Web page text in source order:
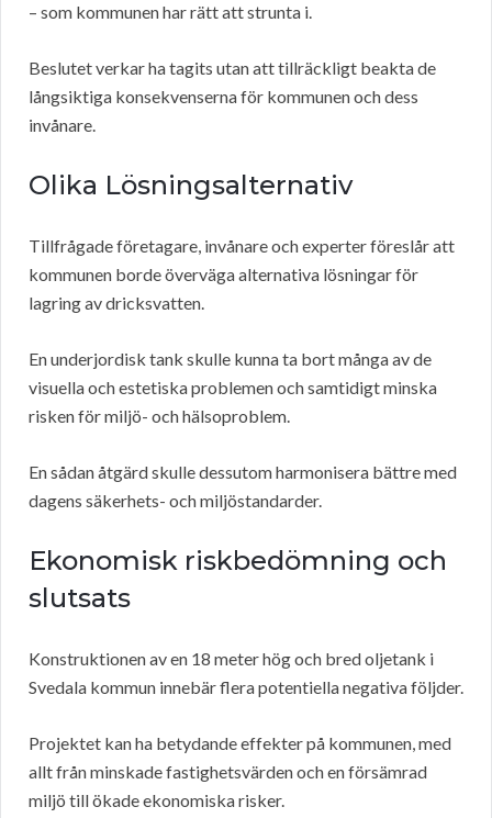
– som kommunen har rätt att strunta i.
Beslutet verkar ha tagits utan att tillräckligt beakta de
långsiktiga konsekvenserna för kommunen och dess
invånare.
Olika Lösningsalternativ
Tillfrågade företagare, invånare och experter föreslår att
kommunen borde överväga alternativa lösningar för
lagring av dricksvatten.
En underjordisk tank skulle kunna ta bort många av de
visuella och estetiska problemen och samtidigt minska
risken för miljö- och hälsoproblem.
En sådan åtgärd skulle dessutom harmonisera bättre med
dagens säkerhets- och miljöstandarder.
Ekonomisk riskbedömning och
slutsats
Konstruktionen av en 18 meter hög och bred oljetank i
Svedala kommun innebär flera potentiella negativa följder.
Projektet kan ha betydande effekter på kommunen, med
allt från minskade fastighetsvärden och en försämrad
miljö till ökade ekonomiska risker.